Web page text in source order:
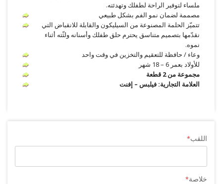
ملساء لتوفير الراحة لطفلك وتهدئته.
مصممة لضمان نمو الفم بشكل طبيعي
تتميّز الحلمة المصنوعة من السيليكون والقابلة للانقباض التي
نقدّمها بتصميم متناسق يحترم حلق طفلك وأسنانه ولثّته أثناء
نموه.
وعاء / حافظة للتعقيم والتخزين في وقت واحد
للأولاد بعمر 6 – 18 شهر
مجموعة من 2 قطعة
العلامة التجارية: فيلبس – إفنت
اللقب
خلاصة